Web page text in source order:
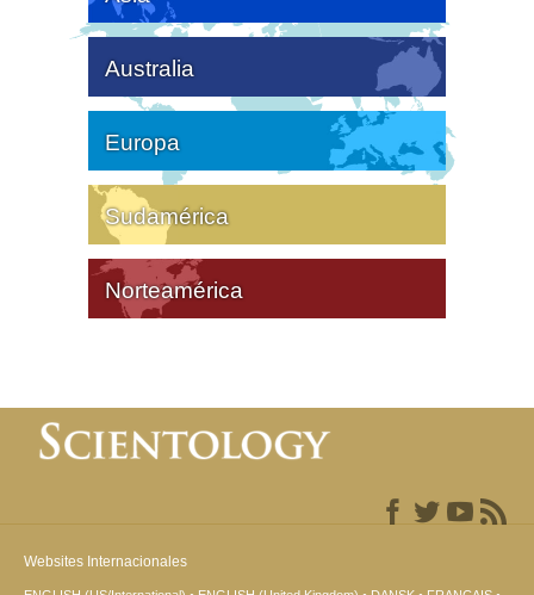
Australia
Europa
Sudamérica
Norteamérica
Websites Internacionales